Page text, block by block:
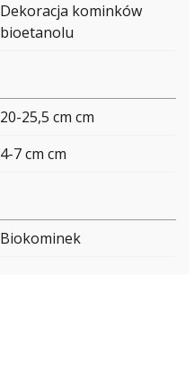
Dekoracja kominków
bioetanolu
20-25,5 cm cm
4-7 cm cm
Biokominek